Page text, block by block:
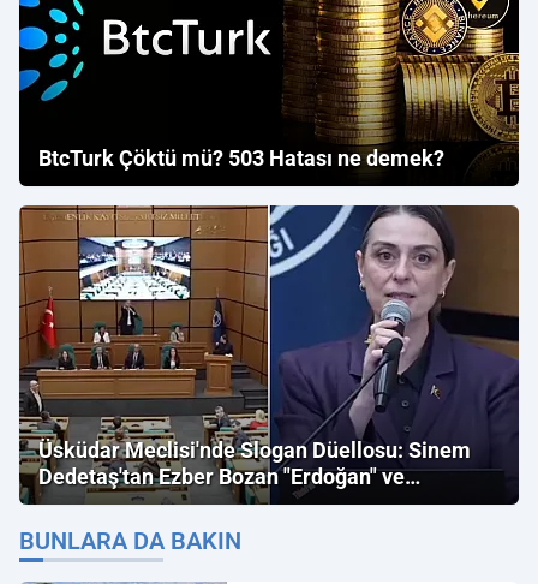
BtcTurk Çöktü mü? 503 Hatası ne demek?
Üsküdar Meclisi'nde Slogan Düellosu: Sinem
Dedetaş'tan Ezber Bozan "Erdoğan" ve
"İmamoğlu" Çıkışı!
BUNLARA DA BAKIN